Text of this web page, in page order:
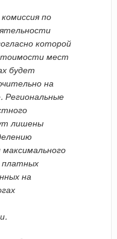
по
которой
мест
будет
на
Региональные
лишены
на